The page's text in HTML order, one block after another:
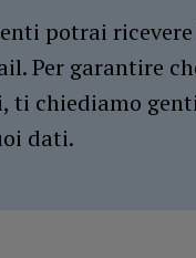
potrai
Per garantire
ti chiediamo
dati.